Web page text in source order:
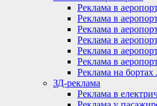
Реклама в
Реклама в
Реклама в
Реклама в
Реклама в
Реклама в
Реклама на бортах
ЗД-реклама
Реклама в